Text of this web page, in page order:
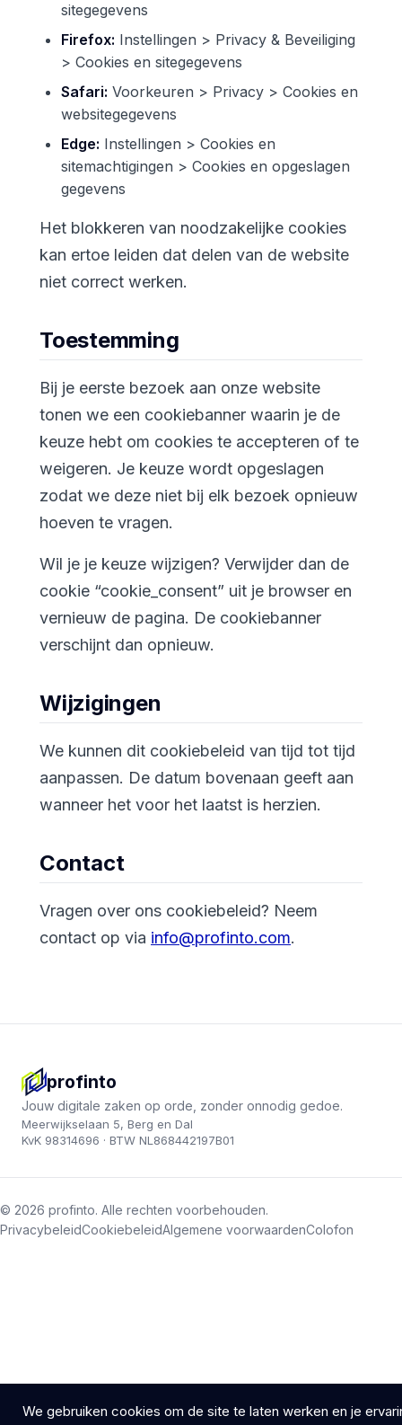
sitegegevens
Firefox: Instellingen > Privacy & Beveiliging
> Cookies en sitegegevens
Safari: Voorkeuren > Privacy > Cookies en
websitegegevens
Edge: Instellingen > Cookies en
sitemachtigingen > Cookies en opgeslagen
gegevens
Het blokkeren van noodzakelijke cookies
kan ertoe leiden dat delen van de website
niet correct werken.
Toestemming
Bij je eerste bezoek aan onze website
tonen we een cookiebanner waarin je de
keuze hebt om cookies te accepteren of te
weigeren. Je keuze wordt opgeslagen
zodat we deze niet bij elk bezoek opnieuw
hoeven te vragen.
Wil je je keuze wijzigen? Verwijder dan de
cookie “cookie_consent” uit je browser en
vernieuw de pagina. De cookiebanner
verschijnt dan opnieuw.
Wijzigingen
We kunnen dit cookiebeleid van tijd tot tijd
aanpassen. De datum bovenaan geeft aan
wanneer het voor het laatst is herzien.
Contact
Vragen over ons cookiebeleid? Neem
contact op via info@profinto.com.
profinto
Jouw digitale zaken op orde, zonder onnodig gedoe.
Meerwijkselaan 5, Berg en Dal
KvK 98314696 · BTW NL868442197B01
© 2026 profinto. Alle rechten voorbehouden.
PrivacybeleidCookiebeleidAlgemene voorwaardenColofon
We gebruiken cookies om de site te laten werken en je